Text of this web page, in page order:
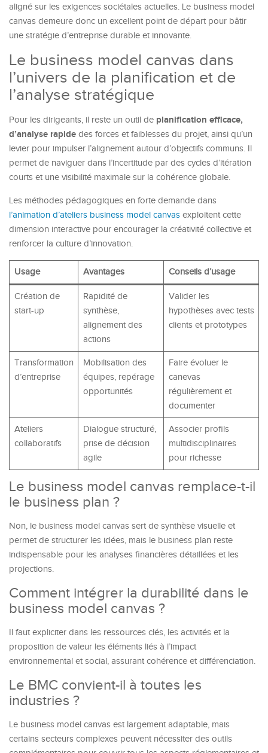
aligné sur les exigences sociétales actuelles. Le business model
canvas demeure donc un excellent point de départ pour bâtir
une stratégie d’entreprise durable et innovante.
Le business model canvas dans
l’univers de la planification et de
l’analyse stratégique
Pour les dirigeants, il reste un outil de planification efficace,
d’analyse rapide des forces et faiblesses du projet, ainsi qu’un
levier pour impulser l’alignement autour d’objectifs communs. Il
permet de naviguer dans l’incertitude par des cycles d’itération
courts et une visibilité maximale sur la cohérence globale.
Les méthodes pédagogiques en forte demande dans
l’animation d’ateliers business model canvas exploitent cette
dimension interactive pour encourager la créativité collective et
renforcer la culture d’innovation.
Usage Avantages Conseils d’usage
Création de
start-up
Rapidité de
synthèse,
alignement des
actions
Valider les
hypothèses avec tests
clients et prototypes
Transformation
d’entreprise
Mobilisation des
équipes, repérage
opportunités
Faire évoluer le
canevas
régulièrement et
documenter
Ateliers
collaboratifs
Dialogue structuré,
prise de décision
agile
Associer profils
multidisciplinaires
pour richesse
Le business model canvas remplace-t-il
le business plan ?
Non, le business model canvas sert de synthèse visuelle et
permet de structurer les idées, mais le business plan reste
indispensable pour les analyses financières détaillées et les
projections.
Comment intégrer la durabilité dans le
business model canvas ?
Il faut expliciter dans les ressources clés, les activités et la
proposition de valeur les éléments liés à l’impact
environnemental et social, assurant cohérence et différenciation.
Le BMC convient-il à toutes les
industries ?
Le business model canvas est largement adaptable, mais
certains secteurs complexes peuvent nécessiter des outils